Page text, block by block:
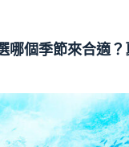
哪個季節來合適